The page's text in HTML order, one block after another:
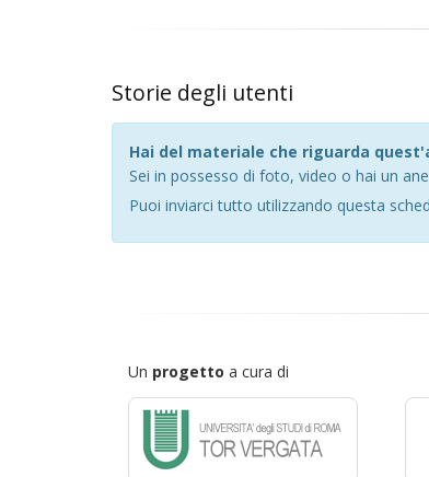
Storie degli utenti
Hai del materiale che riguarda
Sei in possesso di foto, video o hai un
Puoi inviarci tutto utilizzando questa
Un progetto a cura di